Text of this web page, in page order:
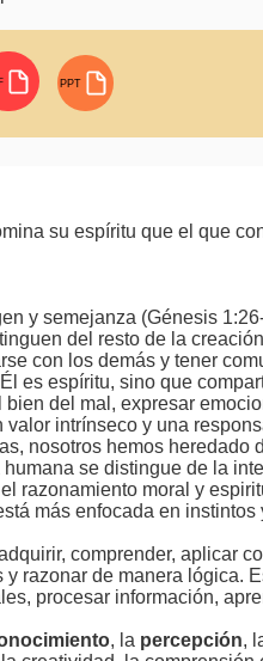
PPT
su espíritu que el que
y semejanza (Génesis
del resto de la
con los demás y tener
es espíritu, sino que
del mal, expresar
intrínseco y una
nosotros hemos heredado
se distingue de la
razonamiento moral y
más enfocada en
comprender, aplicar
razonar de manera lógica.
procesar información,
, la percepción,